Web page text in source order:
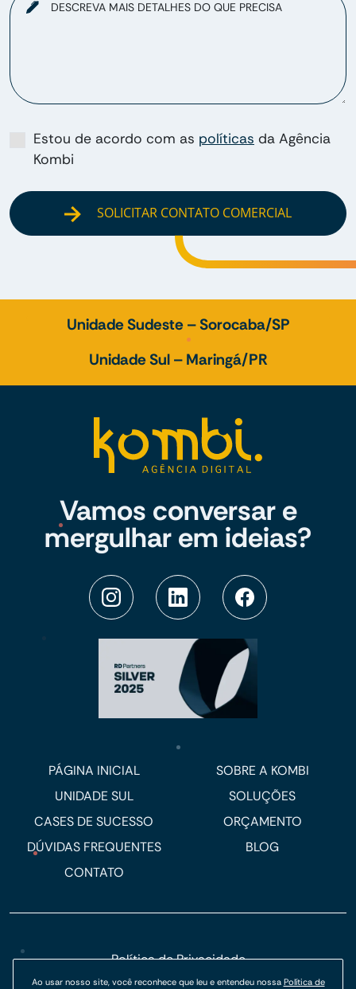
DESCREVA MAIS DETALHES DO QUE PRECISA
Estou de acordo com as políticas da Agência
Kombi
SOLICITAR CONTATO COMERCIAL
Unidade Sudeste – Sorocaba/SP
Unidade Sul – Maringá/PR
Vamos conversar e
mergulhar em ideias?
PÁGINA INICIAL
SOBRE A KOMBI
UNIDADE SUL
SOLUÇÕES
CASES DE SUCESSO
ORÇAMENTO
DÚVIDAS FREQUENTES
BLOG
CONTATO
Política de Privacidade
Política de Cookies
Ao usar nosso site, você reconhece que leu e entendeu nossa Política de